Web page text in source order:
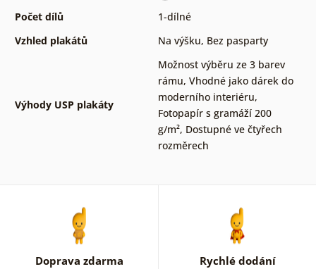
Počet dílů
1-dílné
Vzhled plakátů
Na výšku, Bez pasparty
Výhody USP plakáty
Možnost výběru ze 3 barev
rámu, Vhodné jako dárek do
moderního interiéru,
Fotopapír s gramáží 200
g/m², Dostupné ve čtyřech
rozměrech
Doprava zdarma Rychlé dodání